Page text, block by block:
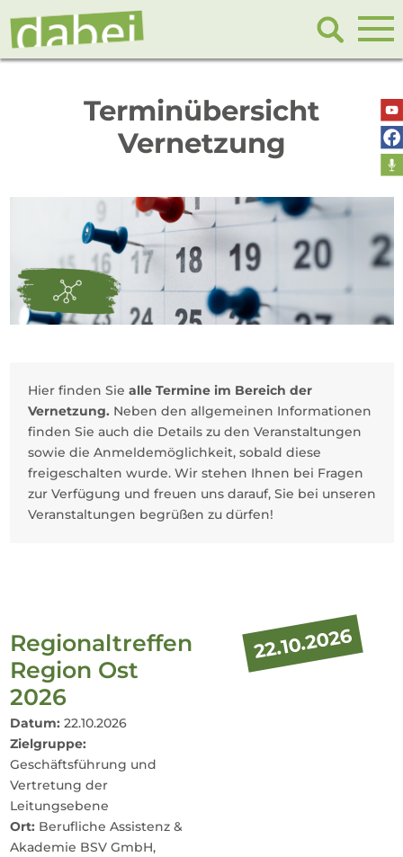
Terminübersicht
Vernetzung
Hier finden Sie alle Termine im Bereich der
Vernetzung. Neben den allgemeinen Informationen
finden Sie auch die Details zu den Veranstaltungen
sowie die Anmeldemöglichkeit, sobald diese
freigeschalten wurde. Wir stehen Ihnen bei Fragen
zur Verfügung und freuen uns darauf, Sie bei unseren
Veranstaltungen begrüßen zu dürfen!
Regionaltreffen
Region Ost
2026
Datum: 22.10.2026
Zielgruppe:
Geschäftsführung und
Vertretung der
Leitungsebene
Ort: Berufliche Assistenz &
Akademie BSV GmbH,
22.10.2026